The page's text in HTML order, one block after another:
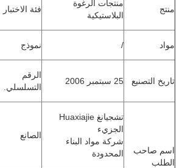
منتج
منتجات الرغوة
البلاستيكية
فئة الاختبار
مواد نموذج
تاريخ التصنيع 25 سبتمبر 2006
الرقم
التسلسلي.
اسم صاحب
الطلب
تشجيانغ Huaxiajie
الجزيء
شركة مواد البناء
المحدودة
الصانع